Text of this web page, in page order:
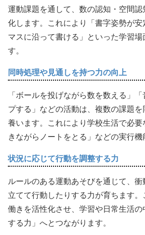
運動課題を通して、数の認知・空間
化します。これにより「書字姿勢が
マスに沿って書ける」といった学習場
す。
同時処理や見通しを持つ力の向上
「ボールを投げながら数を数える」
プする」などの活動は、複数の課題
養います。これにより学校生活で必要
きながらノートをとる」などの実行機
状況に応じて行動を調整する力
ルールのある運動あそびを通じて、
立てて行動したりする力が育ちます
働きを活性化させ、学習や日常生活
する力」へとつながります。